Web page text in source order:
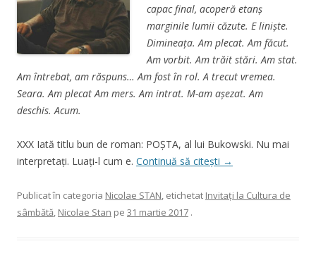
capac final, acoperă etanş
marginile lumii căzute. E linişte.
Dimineaţa. Am plecat. Am făcut.
Am vorbit. Am trăit stări. Am stat.
Am întrebat, am răspuns… Am fost în rol. A trecut vremea.
Seara. Am plecat Am mers. Am intrat. M-am aşezat. Am
deschis. Acum.
XXX Iată titlu bun de roman: POŞTA, al lui Bukowski. Nu mai
interpretaţi. Luaţi-l cum e. Continuă să citești →
Publicat în categoria Nicolae STAN, etichetat Invitaţi la Cultura de
sâmbătă, Nicolae Stan pe 31 martie 2017 .